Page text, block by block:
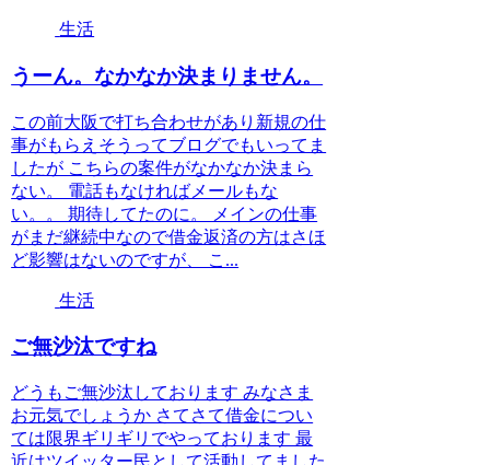
生活
うーん。なかなか決まりません。
この前大阪で打ち合わせがあり新規の仕
事がもらえそうってブログでもいってま
したが こちらの案件がなかなか決まら
ない。 電話もなければメールもな
い。。 期待してたのに。 メインの仕事
がまだ継続中なので借金返済の方はさほ
ど影響はないのですが、 こ...
生活
ご無沙汰ですね
どうもご無沙汰しております みなさま
お元気でしょうか さてさて借金につい
ては限界ギリギリでやっております 最
近はツイッター民として活動してました